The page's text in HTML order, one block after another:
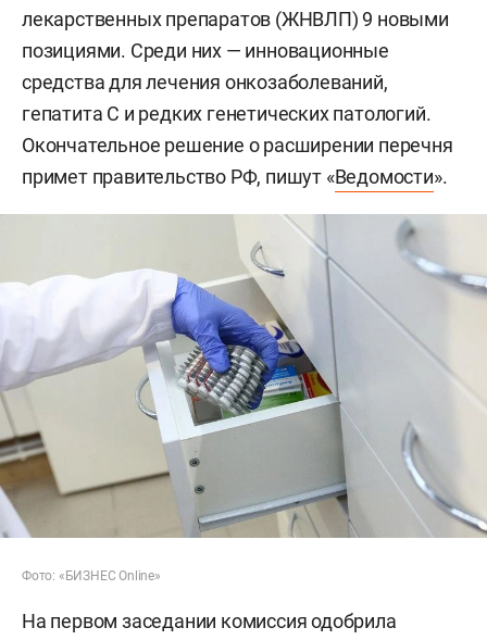
лекарственных препаратов (ЖНВЛП) 9 новыми
позициями. Среди них — инновационные
средства для лечения онкозаболеваний,
гепатита С и редких генетических патологий.
Окончательное решение о расширении перечня
примет правительство РФ, пишут «Ведомости».
Фото: «БИЗНЕС Online»
На первом заседании комиссия одобрила